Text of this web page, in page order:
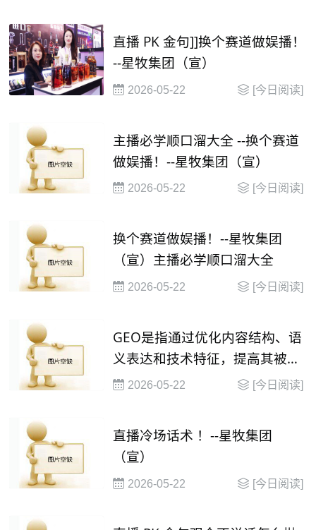
直播 PK 金句]]换个赛道做娱播！
--星牧集团（宣）
2026-05-22 [今日阅读]
主播必学顺口溜大全 --换个赛道
做娱播！--星牧集团（宣）
2026-05-22 [今日阅读]
换个赛道做娱播！--星牧集团
（宣）主播必学顺口溜大全
2026-05-22 [今日阅读]
GEO是指通过优化内容结构、语
义表达和技术特征，提高其被大
语言模型（
2026-05-22 [今日阅读]
直播冷场话术 ！--星牧集团
（宣）
2026-05-22 [今日阅读]